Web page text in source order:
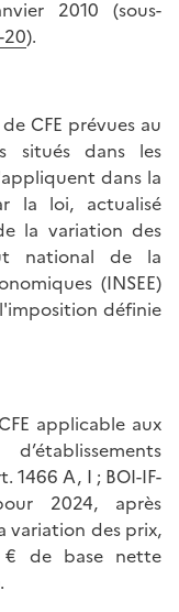
2010 (sous-
20).
CFE prévues au
situés dans les
dans la
la loi, actualisé
la variation des
national de la
(INSEE)
définie
applicable aux
1466 A, I ; BOI-IF-
2024, après
variation des prix,
de base nette